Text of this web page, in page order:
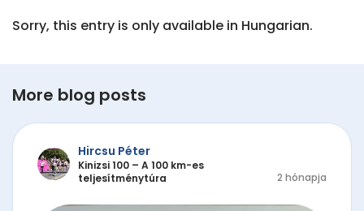
Sorry, this entry is only available in Hungarian.
More blog posts
Hircsu Péter
Kinizsi 100 – A 100 km-es
teljesítménytúra
2 hónapja